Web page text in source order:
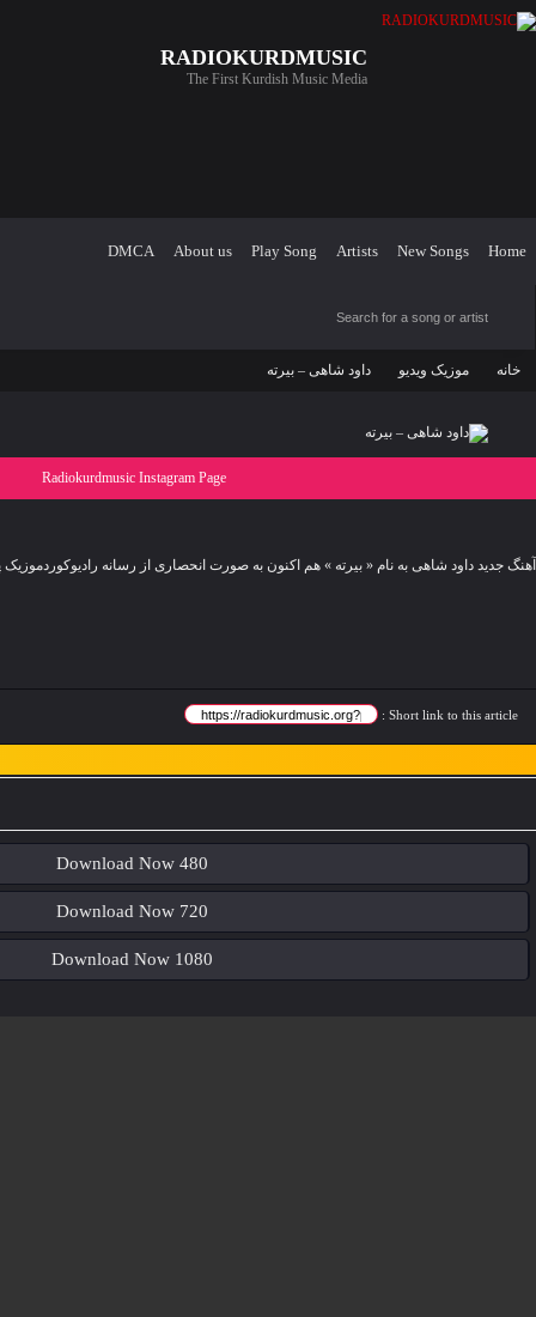
RADIOKURDMUSIC
The First Kurdish Music Media
Home
New Songs
Artists
Play Song
About us
DMCA
خانه موزیک ویدیو داود شاهی – بیرته
Radiokurdmusic Instagram Page
آهنگ جدید داود شاهی
Short link to this article :
Download Now 480
Download Now 720
Download Now 1080